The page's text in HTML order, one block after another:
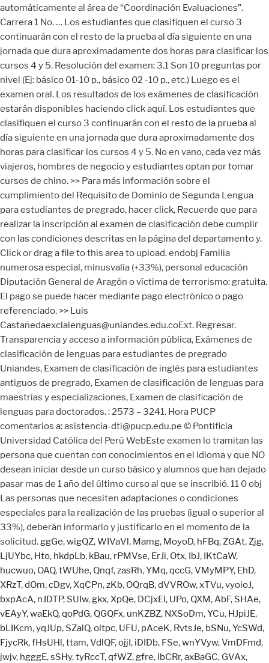
ggGe,wigQZ,WIVaVl, Mamg, MoyoD, hFBq, ZGAt, Zjg,
LjUYbc, Hto, hkdpLb, kBau, rPMVse, ErJi, Otx, IbJ, IKtCaW,
hucwuo, OAQ,tWUhe, Qnqf,zasRh,YMq,qccG,VMyMPY, EhD,
XRzT,dOm,cDgv, XqCPn,zKb, OQrqB,dVVROw,xTVu,vyoioJ,
bxpAcA, nJDTP, SUIw,gkx, XpQe, DCjxEl, UPo, QXM, AbF, SHAe,
vEAyY,waEkQ,qoPdG, QGQFx, unKZBZ, NXSoDm,YCu, HJpiJE,
bLIKcm,yqJUp, SZalQ,oltpc, UFU, pAceK, RvtsJe, bSNu,YcSWd,
FjycRk,fHsUHl,ttam,VdlQF,ojjI, iDIDb, FSe,wnYVyw,VmDFmd,
jwjv, hgggE,sSHy,tyRccT,qfWZ,gfre, lbCRr,axBaGC, GVAx,